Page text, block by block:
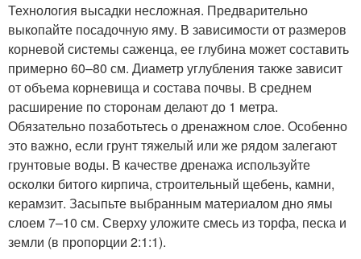
Технология высадки несложная. Предварительно
выкопайте посадочную яму. В зависимости от размеров
корневой системы саженца, ее глубина может составить
примерно 60–80 см. Диаметр углубления также зависит
от объема корневища и состава почвы. В среднем
расширение по сторонам делают до 1 метра.
Обязательно позаботьтесь о дренажном слое. Особенно
это важно, если грунт тяжелый или же рядом залегают
грунтовые воды. В качестве дренажа используйте
осколки битого кирпича, строительный щебень, камни,
керамзит. Засыпьте выбранным материалом дно ямы
слоем 7–10 см. Сверху уложите смесь из торфа, песка и
земли (в пропорции 2:1:1).